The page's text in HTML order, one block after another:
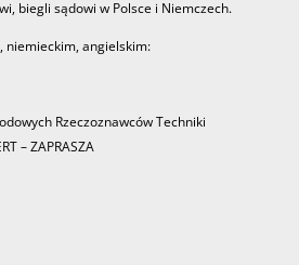
biegli sądowi w Polsce i Niemczech.
niemieckim, angielskim:
Rzeczoznawców Techniki
– ZAPRASZA